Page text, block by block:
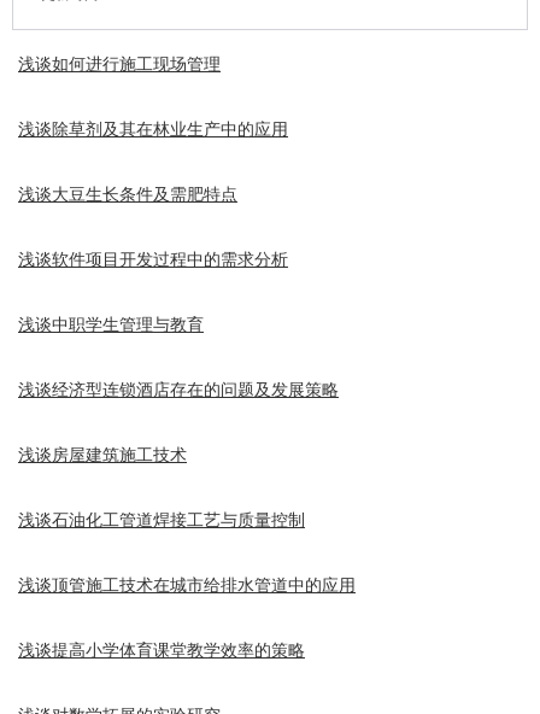
浅谈如何进行施工现场管理
浅谈除草剂及其在林业生产中的应用
浅谈大豆生长条件及需肥特点
浅谈软件项目开发过程中的需求分析
浅谈中职学生管理与教育
浅谈经济型连锁酒店存在的问题及发展策略
浅谈房屋建筑施工技术
浅谈石油化工管道焊接工艺与质量控制
浅谈顶管施工技术在城市给排水管道中的应用
浅谈提高小学体育课堂教学效率的策略